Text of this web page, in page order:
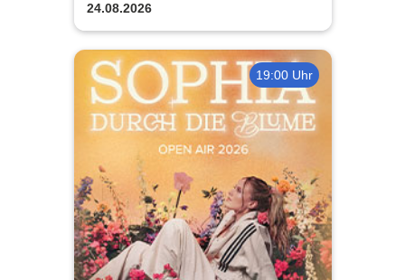
24.08.2026
19:00 Uhr